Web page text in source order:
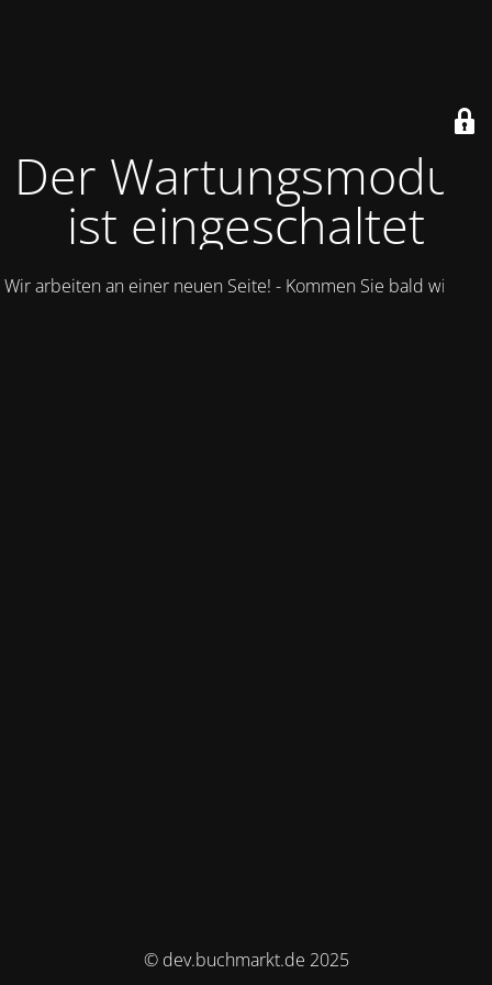
Der Wartungsmodus
ist eingeschaltet
Wir arbeiten an einer neuen Seite! - Kommen Sie bald wieder.
© dev.buchmarkt.de 2025